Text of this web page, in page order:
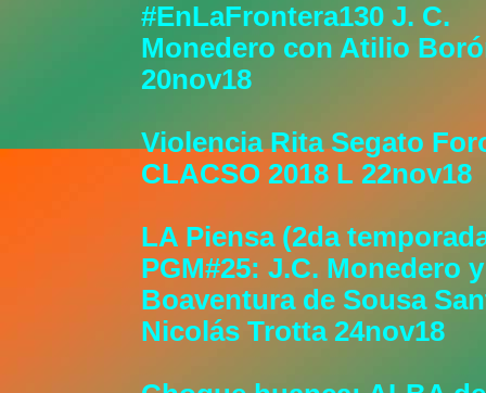
#EnLaFrontera130 J. C.
Monedero con Atilio
20nov18
Violencia Rita Segato
CLACSO 2018 L 22nov18
LA Piensa (2da
PGM#25: J.C. Monedero y
Boaventura de Sousa
Nicolás Trotta 24nov18